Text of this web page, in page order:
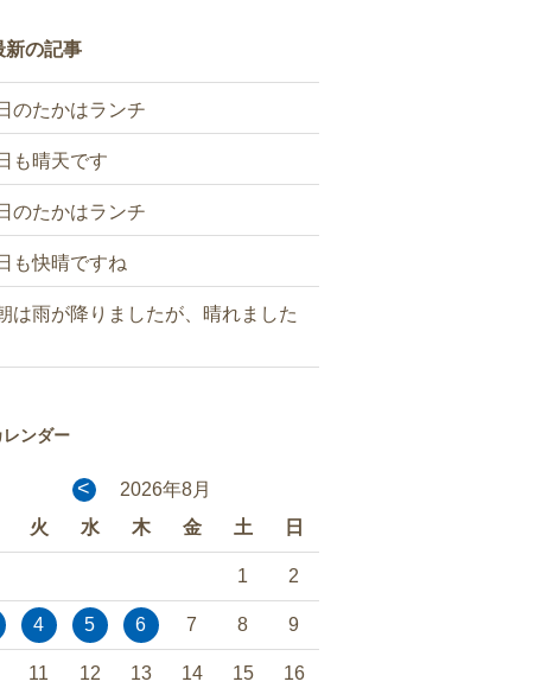
新の記事
のたかはランチ
も晴天です
のたかはランチ
も快晴ですね
は雨が降りましたが、晴れました
レンダー
<
2026年8月
火 水 木 金 土 日
1 2
4 5 6 7 8 9
11 12 13 14 15 16